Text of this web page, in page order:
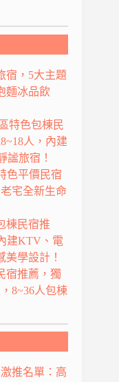
宿，5大主題
麵冰品飲
特色包棟民
人，內建
謐旅宿！
色平價民宿
宅全新生命
棟民宿推
建KTV、電
學設計！
宿推薦，獨
8~36人包棟
推名單：高